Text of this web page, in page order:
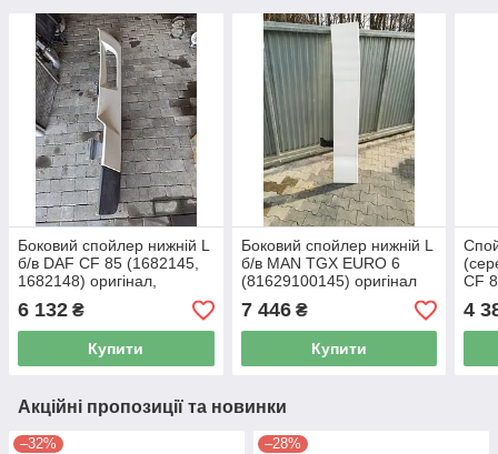
Боковий спойлер нижній L
б/в DAF CF 85 (1682145,
1682148) оригінал,
550х270х2300 мм
6 132 ₴
Купити
Боковий спойлер нижній L
б/в MAN TGX EURO 6
(81629100145) оригінал
7 446₴
Купити
CF
4
Акційні пропозиції та новинки
–32% –28%